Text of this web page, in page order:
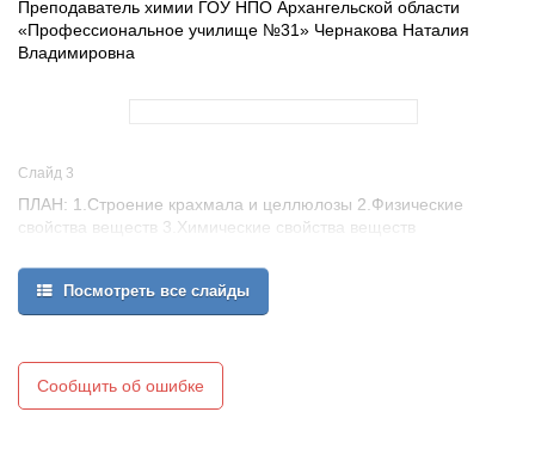
Преподаватель химии ГОУ НПО Архангельской области
«Профессиональное училище №31» Чернакова Наталия
Владимировна
Слайд 3
ПЛАН: 1.Строение крахмала и целлюлозы 2.Физические
свойства веществ 3.Химические свойства веществ
Посмотреть все слайды
Сообщить об ошибке